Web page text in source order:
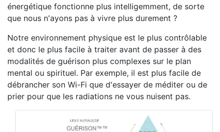
énergétique fonctionne plus intelligemment, de sorte
que nous n'ayons pas à vivre plus durement ?
Notre environnement physique est le plus contrôlable
et donc le plus facile à traiter avant de passer à des
modalités de guérison plus complexes sur le plan
mental ou spirituel. Par exemple, il est plus facile de
débrancher son Wi-Fi que d'essayer de méditer ou de
prier pour que les radiations ne vous nuisent pas.